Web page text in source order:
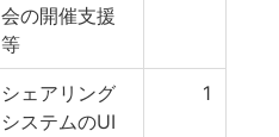
会の開催支援
等
シェアリング
システムのUI
1